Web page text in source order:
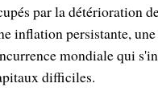
par la détérioration
inflation persistante,
mondiale qui
difficiles.